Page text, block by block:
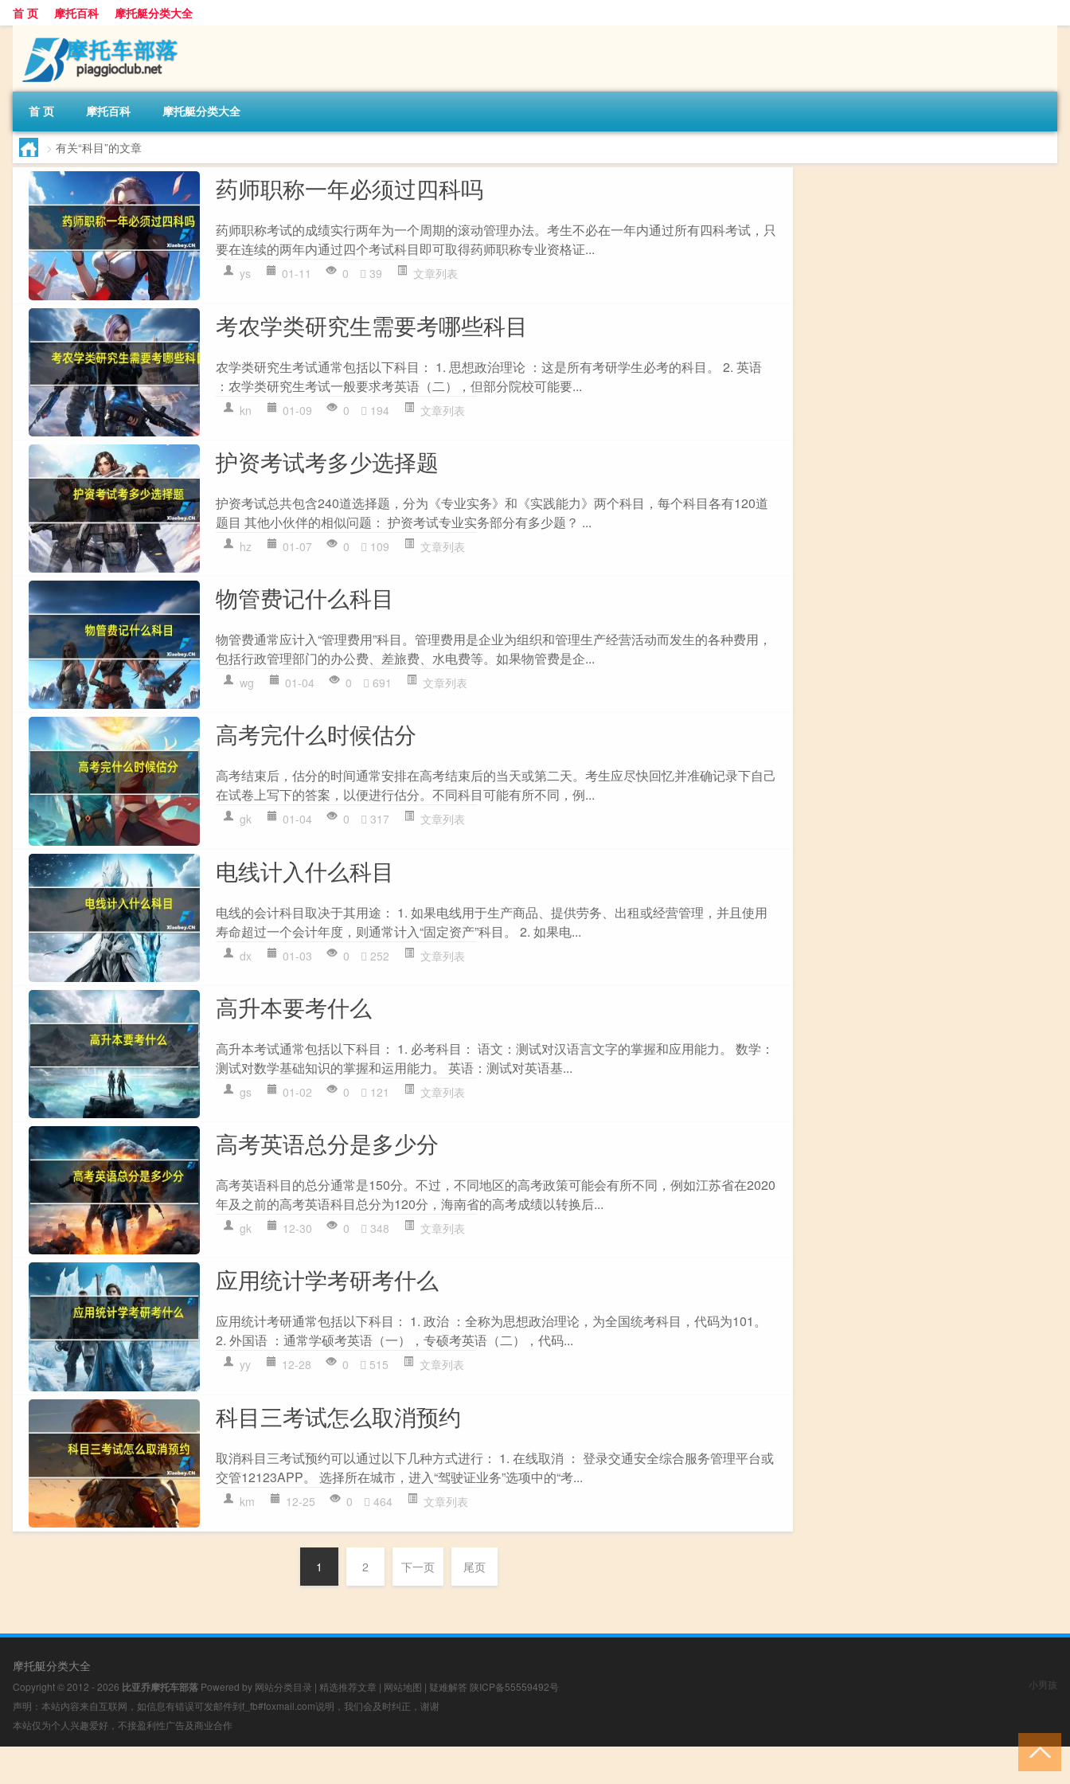
首 页 摩托百科 摩托艇分类大全
首 页 摩托百科 摩托艇分类大全
> 有关“科目”的文章
药师职称一年必须过四科吗
药师职称考试的成绩实行两年为一个周期的滚动管理办法。考生不必在一年内通过所有四科考试，只
要在连续的两年内通过四个考试科目即可取得药师职称专业资格证...
ys 01-11 0 39 文章列表
考农学类研究生需要考哪些科目
农学类研究生考试通常包括以下科目： 1. 思想政治理论 ：这是所有考研学生必考的科目。 2. 英语
：农学类研究生考试一般要求考英语（二），但部分院校可能要...
kn 01-09 0 194 文章列表
护资考试考多少选择题
护资考试总共包含240道选择题，分为《专业实务》和《实践能力》两个科目，每个科目各有120道
题目 其他小伙伴的相似问题： 护资考试专业实务部分有多少题？ ...
hz 01-07 0 109 文章列表
物管费记什么科目
物管费通常应计入“管理费用”科目。管理费用是企业为组织和管理生产经营活动而发生的各种费用，
包括行政管理部门的办公费、差旅费、水电费等。如果物管费是企...
wg 01-04 0 691 文章列表
高考完什么时候估分
高考结束后，估分的时间通常安排在高考结束后的当天或第二天。考生应尽快回忆并准确记录下自己
在试卷上写下的答案，以便进行估分。不同科目可能有所不同，例...
gk 01-04 0 317 文章列表
电线计入什么科目
电线的会计科目取决于其用途： 1. 如果电线用于生产商品、提供劳务、出租或经营管理，并且使用
寿命超过一个会计年度，则通常计入“固定资产”科目。 2. 如果电...
dx 01-03 0 252 文章列表
高升本要考什么
高升本考试通常包括以下科目： 1. 必考科目： 语文：测试对汉语言文字的掌握和应用能力。 数学：
测试对数学基础知识的掌握和运用能力。 英语：测试对英语基...
gs 01-02 0 121 文章列表
高考英语总分是多少分
高考英语科目的总分通常是150分。不过，不同地区的高考政策可能会有所不同，例如江苏省在2020
年及之前的高考英语科目总分为120分，海南省的高考成绩以转换后...
gk 12-30 0 348 文章列表
应用统计学考研考什么
应用统计考研通常包括以下科目： 1. 政治 ：全称为思想政治理论，为全国统考科目，代码为101。
2. 外国语 ：通常学硕考英语（一），专硕考英语（二），代码...
yy 12-28 0 515 文章列表
科目三考试怎么取消预约
取消科目三考试预约可以通过以下几种方式进行： 1. 在线取消 ： 登录交通安全综合服务管理平台或
交管12123APP。 选择所在城市，进入“驾驶证业务”选项中的“考...
km 12-25 0 464 文章列表
1 2 下一页 尾页
摩托艇分类大全
Copyright © 2012 - 2026 比亚乔摩托车部落 Powered by 网站分类目录 | 精选推荐文章 | 网站地图 | 疑难解答 陕ICP备55559492号
声明：本站内容来自互联网，如信息有错误可发邮件到f_fb#foxmail.com说明，我们会及时纠正，谢谢
本站仅为个人兴趣爱好，不接盈利性广告及商业合作
小男孩